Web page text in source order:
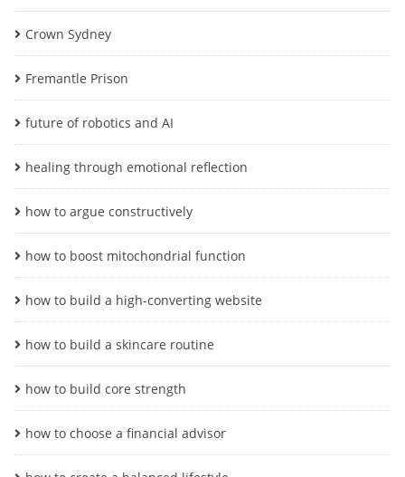
Crown Sydney
Fremantle Prison
future of robotics and AI
healing through emotional reflection
how to argue constructively
how to boost mitochondrial function
how to build a high-converting website
how to build a skincare routine
how to build core strength
how to choose a financial advisor